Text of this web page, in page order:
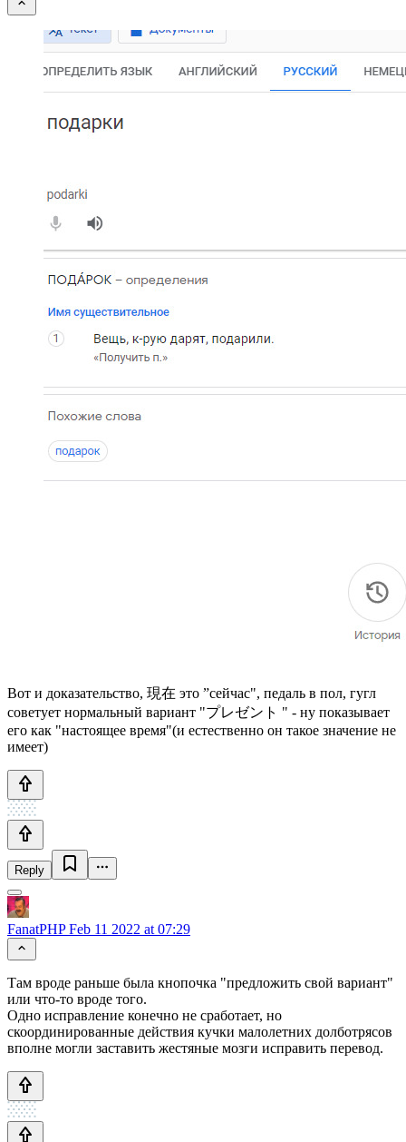
Вот и доказательство, 現在 это ”сейчас", педаль в пол, гугл
советует нормальный вариант "プレゼント " - ну показывает
его как "настоящее время"(и естественно он такое значение не
имеет)
Reply
FanatPHPFeb 11 2022 at 07:29
Там вроде раньше была кнопочка "предложить свой вариант"
или что-то вроде того.
Одно исправление конечно не сработает, но
скоординированные действия кучки малолетних долботрясов
вполне могли заставить жестяные мозги исправить перевод.